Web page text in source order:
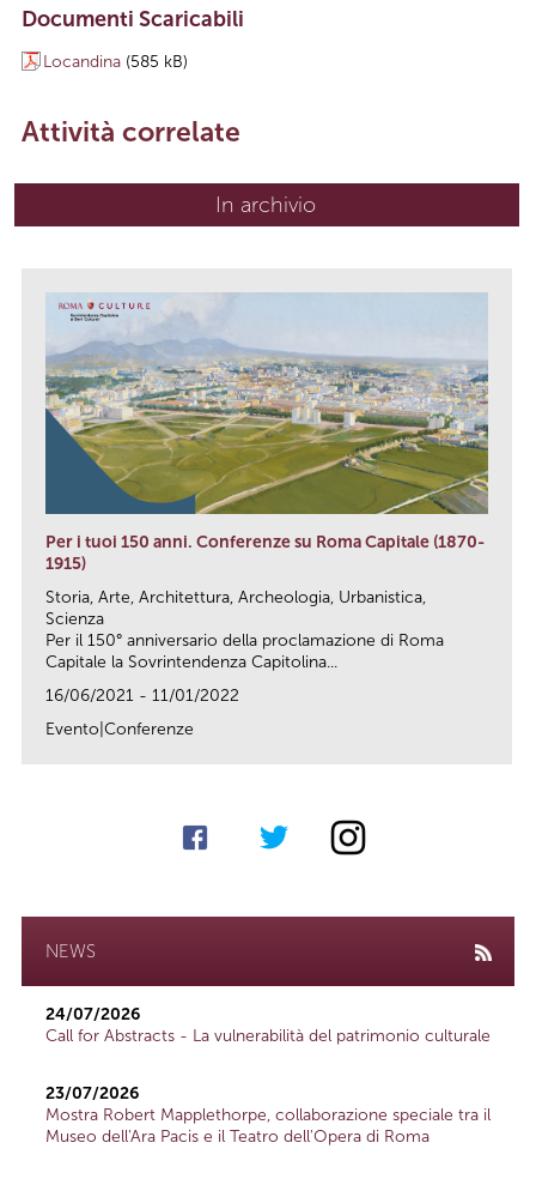
Documenti Scaricabili
Locandina (585 kB)
Attività correlate
In archivio
Per i tuoi 150 anni. Conferenze su Roma Capitale (1870-
1915)
Storia, Arte, Architettura, Archeologia, Urbanistica,
Scienza
Per il 150° anniversario della proclamazione di Roma
Capitale la Sovrintendenza Capitolina...
16/06/2021 - 11/01/2022
Evento|Conferenze
NEWS
24/07/2026
Call for Abstracts - La vulnerabilità del patrimonio culturale
23/07/2026
Mostra Robert Mapplethorpe, collaborazione speciale tra il
Museo dell'Ara Pacis e il Teatro dell'Opera di Roma